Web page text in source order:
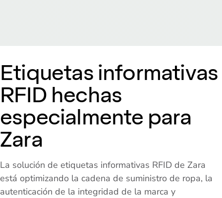
Etiquetas informativas
RFID hechas
especialmente para
Zara
La solución de etiquetas informativas RFID de Zara
está optimizando la cadena de suministro de ropa, la
autenticación de la integridad de la marca y